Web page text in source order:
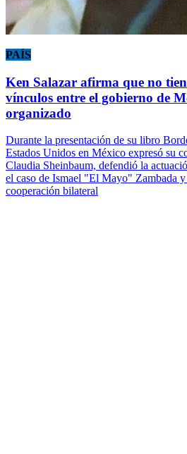
PAÍS
Ken Salazar afirma que no
vínculos entre el gobierno de
organizado
Durante la presentación de su libro
Estados Unidos en México expresó su
Claudia Sheinbaum, defendió la
el caso de Ismael "El Mayo" Zambada
cooperación bilateral